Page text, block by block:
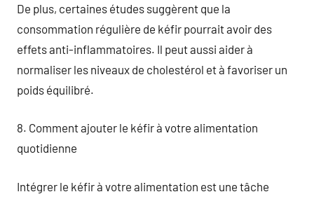
De plus, certaines études suggèrent que la
consommation régulière de kéfir pourrait avoir des
effets anti-inflammatoires. Il peut aussi aider à
normaliser les niveaux de cholestérol et à favoriser un
poids équilibré.
8. Comment ajouter le kéfir à votre alimentation
quotidienne
Intégrer le kéfir à votre alimentation est une tâche